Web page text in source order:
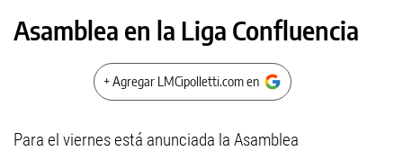
Asamblea en la Liga Confluencia
+ Agregar LMCipolletti.com en
Para el viernes está anunciada la Asamblea